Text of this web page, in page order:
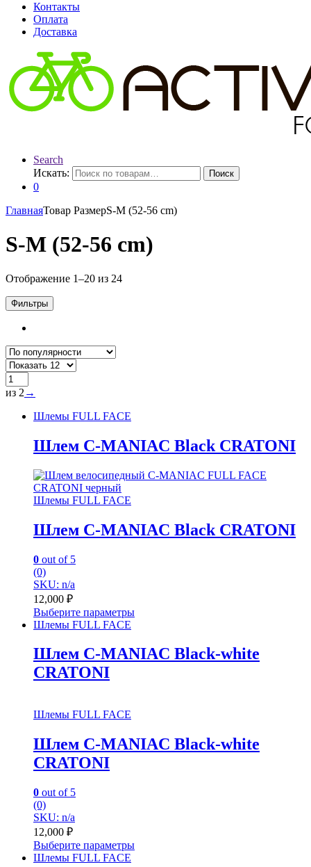
Контакты
Оплата
Доставка
Search
Искать:
Поиск
0
ГлавнаяТовар РазмерS-M (52-56 cm)
S-M (52-56 cm)
Отображение 1–20 из 24
Фильтры
из 2 →
Шлемы FULL FACE
Шлем C-MANIAC Black CRATONI
Шлемы FULL FACE
Шлем C-MANIAC Black CRATONI
0 out of 5
(0)
SKU: n/a
12,000 ₽
Выберите параметры
Шлемы FULL FACE
Шлем C-MANIAC Black-white
CRATONI
Шлемы FULL FACE
Шлем C-MANIAC Black-white
CRATONI
0 out of 5
(0)
SKU: n/a
12,000 ₽
Выберите параметры
Шлемы FULL FACE